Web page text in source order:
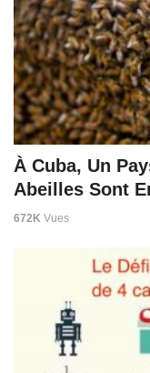
À Cuba, Un
Abeilles Sont
672K Vues